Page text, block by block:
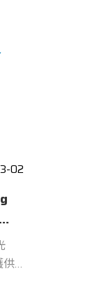
02
供